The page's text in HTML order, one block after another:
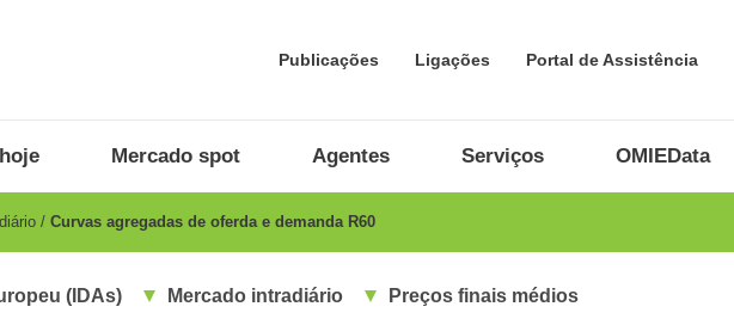
Publicações Ligações Portal de Assistência
Mercado spot Agentes Serviços OMIEData
Curvas agregadas de oferda e demanda R60
(IDAs) Mercado intradiário Preços finais médios